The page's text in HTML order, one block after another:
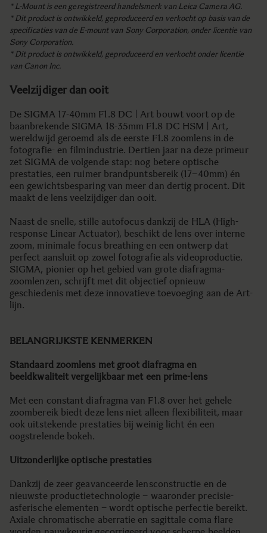
* L-Mount is een geregistreerd handelsmerk van Leica Camera AG.
* Dit product is ontwikkeld, geproduceerd en verkocht op basis van de
specificaties van de E-mount van Sony Corporation, onder licentie van
Sony Corporation.
* Dit product is ontwikkeld, geproduceerd en verkocht onder licentie
van Canon Inc.
Veelzijdiger dan ooit
De SIGMA 17-40mm F1.8 DC | Art bouwt voort op de
baanbrekende SIGMA 18-35mm F1.8 DC HSM | Art,
wereldwijd geroemd als de eerste F1.8 zoomlens in de
fotografie- en filmindustrie. Dertien jaar na deze primeur
zet SIGMA de volgende stap: nog betere optische
prestaties, een ruimer brandpuntsbereik (17–40mm) én
een gewichtsbesparing van meer dan dertig procent. Dit
maakt de lens veelzijdiger dan ooit.
Naast de snelle, stille autofocus dankzij de HLA (High-
response Linear Actuator), beschikt de lens over interne
zoom, minimale focus breathing en een ontwerp dat
perfect aansluit op zowel fotografie als videoproductie.
SIGMA, pionier op het gebied van grote diafragma-
zoomlenzen, schrijft met dit objectief opnieuw
geschiedenis met deze innovatieve toevoeging aan de Art-
lijn.
BELANGRIJKSTE KENMERKEN
Standaard zoomlens met groot diafragma en
beeldkwaliteit vergelijkbaar met een prime-lens
Met een constant diafragma van F1.8 over het gehele
zoombereik biedt deze lens niet alleen flexibiliteit, maar
ook uitstekende prestaties bij weinig licht én een
oogstrelende bokeh.
Uitzonderlijke optische prestaties
Dankzij de zeer geavanceerde lensconstructie en de
nieuwste productietechnologie – waaronder precisie-
asferische elementen – wordt optische perfectie bereikt.
Axiale chromatische aberratie en sagittale coma flare